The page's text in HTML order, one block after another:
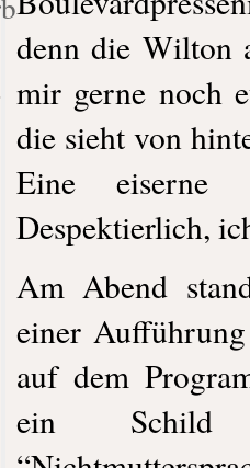
denn die Wilton
mir gerne noch
die sieht von
Eine eiserne
Despektierlich,
Am Abend
einer
auf dem
ein